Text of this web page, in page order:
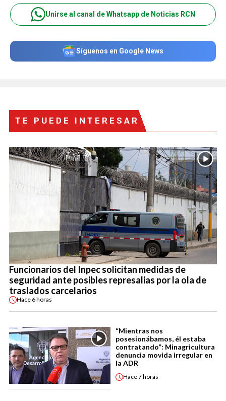
Unirse al canal de Whatsapp de Noticias RCN
Síguenos en Google News
TE PUEDE INTERESAR
Funcionarios del Inpec solicitan medidas de
seguridad ante posibles represalias por la ola de
traslados carcelarios
Hace 6 horas
“Mientras nos
posesionábamos, él estaba
contratando”: Minagricultura
denuncia movida irregular en
la ADR
Hace7 horas